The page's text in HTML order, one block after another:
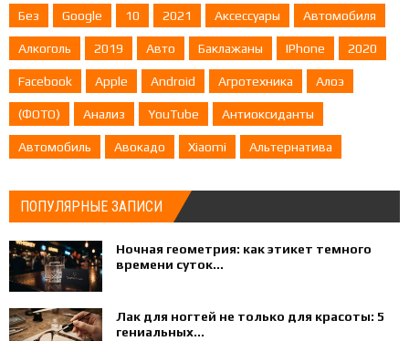
Без Google 10 2021 Аксессуары Автомобиля
Алкоголь 2019 Авто Баклажаны IPhone 2020
Facebook Apple Android Агротехника Алоэ
(ФОТО) Анализ YouTube Антиоксиданты
Автомобиль Авокадо Xiaomi Альтернатива
ПОПУЛЯРНЫЕ ЗАПИСИ
Ночная геометрия: как этикет темного
времени суток...
Лак для ногтей не только для красоты: 5
гениальных...